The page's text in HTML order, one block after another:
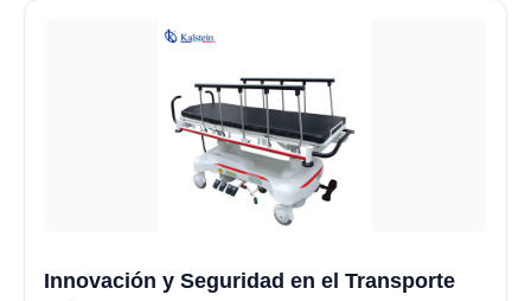
Innovación y Seguridad en el Transporte